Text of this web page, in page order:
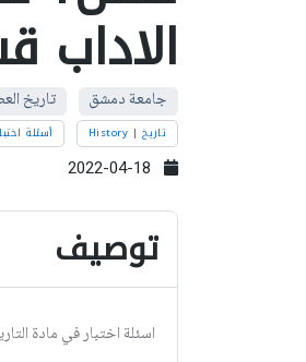
الاداب
جامعة دمشق تاريخ
تاريخ | History أسئلة
توصيف
اسئلة اختبار في مادة التاريخ للسنة3 فصل1 عام2014 جامعة دمشق